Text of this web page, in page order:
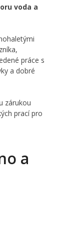
voda a
práce s
a dobré
zárukou
prací pro
a